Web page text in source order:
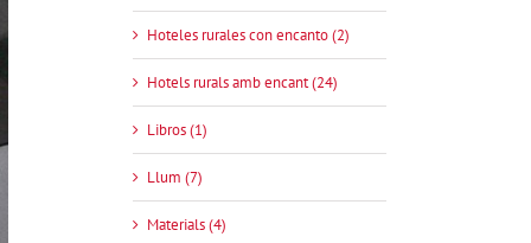
Hoteles rurales con encanto (2)
Hotels rurals amb encant (24)
Libros (1)
Llum (7)
Materials (4)